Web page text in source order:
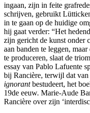
ingaan, zijn in feite
schrijven, gebruikt
in te gaan op de huidige
hij gaat verder: “Het
zijn gericht de kunst onder
aan banden te leggen,
te produceren, slaat de
essay van Pablo Lafuente
bij Rancière, terwijl dat
ignorantbestudeert, het
19de eeuw. Marie-Aude
Rancière over zijn